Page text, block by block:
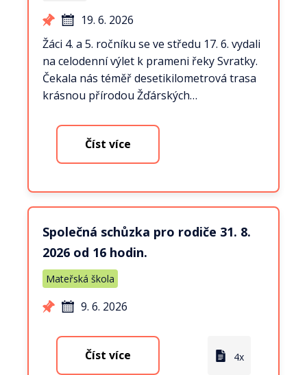
19. 6. 2026
Žáci 4. a 5. ročníku se ve středu 17. 6. vydali
na celodenní výlet k prameni řeky Svratky.
Čekala nás téměř desetikilometrová trasa
krásnou přírodou Žďárských…
Číst více
Společná schůzka pro rodiče 31. 8.
2026 od 16 hodin.
Mateřská škola
9. 6. 2026
Číst více 4x